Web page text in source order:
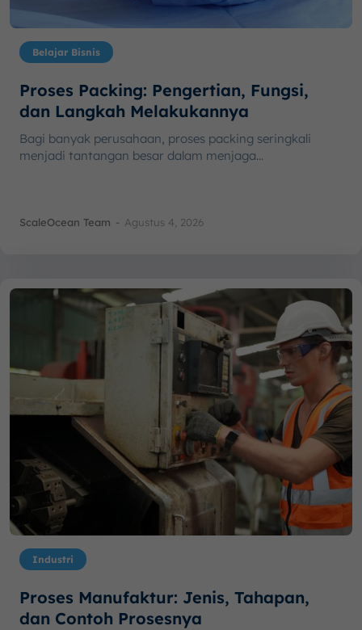
Belajar Bisnis
Proses Packing: Pengertian, Fungsi,
dan Langkah Melakukannya
Bagi banyak perusahaan, proses packing seringkali
menjadi tantangan besar dalam menjaga...
ScaleOcean Team - Agustus 4, 2026
Industri
Proses Manufaktur: Jenis, Tahapan,
dan Contoh Prosesnya